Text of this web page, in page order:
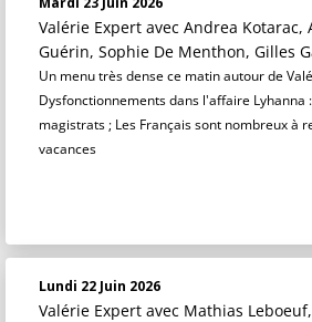
Valérie Expert avec Andrea Kotarac,
Guérin, Sophie De Menthon, Gilles
Un menu très dense ce matin autour de
Dysfonctionnements dans l'affaire Lyhanna
magistrats ; Les Français sont nombreux à
vacances
Lundi 22 Juin 2026
Valérie Expert avec Mathias